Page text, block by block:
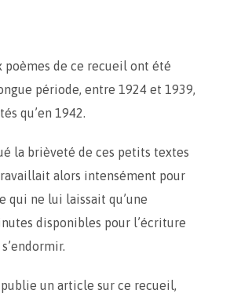
poèmes de ce recueil ont été
période, entre 1924 et 1939,
qu’en 1942.
la brièveté de ces petits textes
alors intensément pour
qui ne lui laissait qu’une
disponibles pour l’écriture
publie un article sur ce recueil,